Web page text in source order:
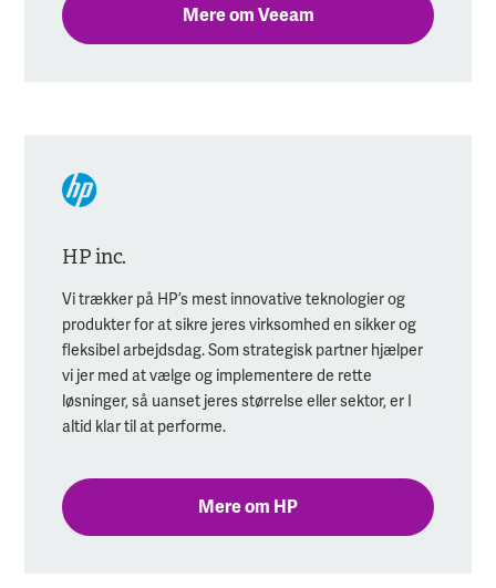
Mere om Veeam
HP inc.
Vi trækker på HP’s mest innovative teknologier og
produkter for at sikre jeres virksomhed en sikker og
fleksibel arbejdsdag. Som strategisk partner hjælper
vi jer med at vælge og implementere de rette
løsninger, så uanset jeres størrelse eller sektor, er I
altid klar til at performe.
Mere om HP